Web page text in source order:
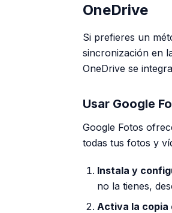
OneDrive
Si prefieres un
sincronización en
OneDrive se
Usar Google
Google Fotos
todas tus fotos y
Instala y
no la tienes,
Activa la copia